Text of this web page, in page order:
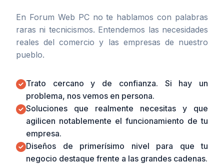
En Forum Web PC no te hablamos con palabras
raras ni tecnicismos. Entendemos las necesidades
reales del comercio y las empresas de nuestro
pueblo.
Trato cercano y de confianza. Si hay un
problema, nos vemos en persona.
Soluciones que realmente necesitas y que
agilicen notablemente el funcionamiento de tu
empresa.
Diseños de primerísimo nivel para que tu
negocio destaque frente a las grandes cadenas.